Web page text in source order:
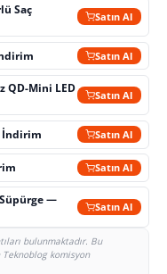
Saç
Satın Al
Satın Al
QD-Mini LED
Satın Al
İndirim Satın Al
Satın Al
Süpürge —
Satın Al
bulunmaktadır. Bu
komisyon